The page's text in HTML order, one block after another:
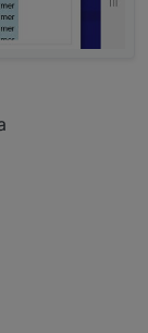
iQontrol
oft welche
es dann
weil dort
wie du das